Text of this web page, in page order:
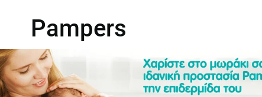
Pampers